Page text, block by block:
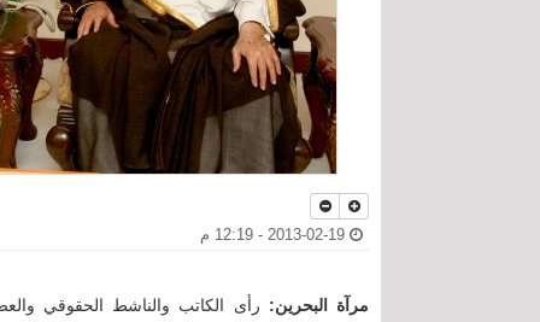
مرآة البحرين: رأى الكاتب والناشط الحقوقي